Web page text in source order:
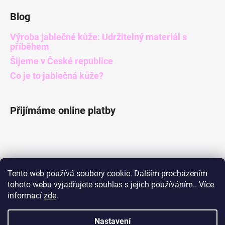
Tento web používá soubory cookie. Dalším procházením
tohoto webu vyjadřujete souhlas s jejich používáním.. Více
informací zde.
Nastavení
Blog
Výroba jablečné kůže: Udržitelný materiál s
příběhem
Šijeme v České republice
Co je to jablečná kůže?
Přijímáme online platby
Informace pro vás
Obchodní podmínky